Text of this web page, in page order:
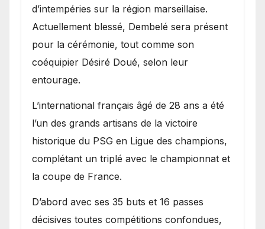
d’intempéries sur la région marseillaise.
Actuellement blessé, Dembelé sera présent
pour la cérémonie, tout comme son
coéquipier Désiré Doué, selon leur
entourage.
L’international français âgé de 28 ans a été
l’un des grands artisans de la victoire
historique du PSG en Ligue des champions,
complétant un triplé avec le championnat et
la coupe de France.
D’abord avec ses 35 buts et 16 passes
décisives toutes compétitions confondues,